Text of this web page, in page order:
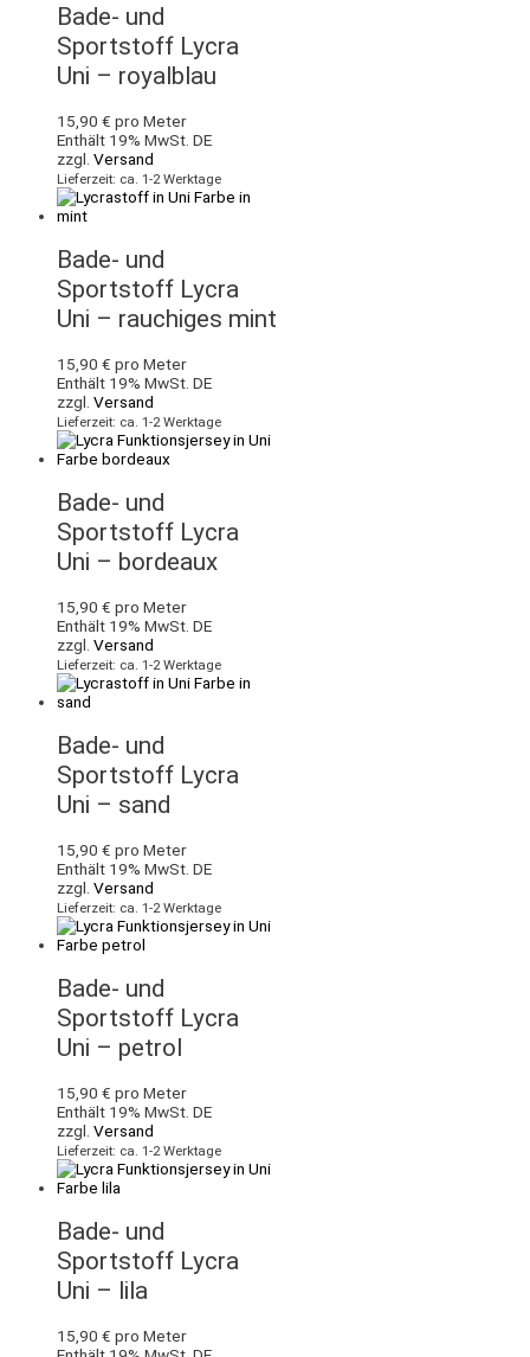
Bade- und
Sportstoff Lycra
Uni – royalblau
15,90 € pro Meter
Enthält 19% MwSt. DE
zzgl. Versand
Lieferzeit: ca. 1-2 Werktage
Bade- und
Sportstoff Lycra
Uni – rauchiges mint
15,90 € pro Meter
Enthält 19% MwSt. DE
zzgl. Versand
Lieferzeit: ca. 1-2 Werktage
Bade- und
Sportstoff Lycra
Uni – bordeaux
15,90 € pro Meter
Enthält 19% MwSt. DE
zzgl. Versand
Lieferzeit: ca. 1-2 Werktage
Bade- und
Sportstoff Lycra
Uni – sand
15,90 € pro Meter
Enthält 19% MwSt. DE
zzgl. Versand
Lieferzeit: ca. 1-2 Werktage
Bade- und
Sportstoff Lycra
Uni – petrol
15,90 € pro Meter
Enthält 19% MwSt. DE
zzgl. Versand
Lieferzeit: ca. 1-2 Werktage
Bade- und
Sportstoff Lycra
Uni – lila
15,90 € pro Meter